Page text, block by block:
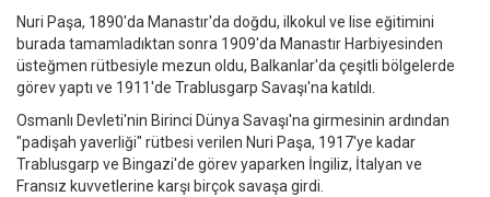
Nuri Paşa, 1890'da Manastır'da doğdu, ilkokul ve lise eğitimini
burada tamamladıktan sonra 1909'da Manastır Harbiyesinden
üsteğmen rütbesiyle mezun oldu, Balkanlar'da çeşitli bölgelerde
görev yaptı ve 1911'de Trablusgarp Savaşı'na katıldı.
Osmanlı Devleti'nin Birinci Dünya Savaşı'na girmesinin ardından
"padişah yaverliği" rütbesi verilen Nuri Paşa, 1917'ye kadar
Trablusgarp ve Bingazi'de görev yaparken İngiliz, İtalyan ve
Fransız kuvvetlerine karşı birçok savaşa girdi.